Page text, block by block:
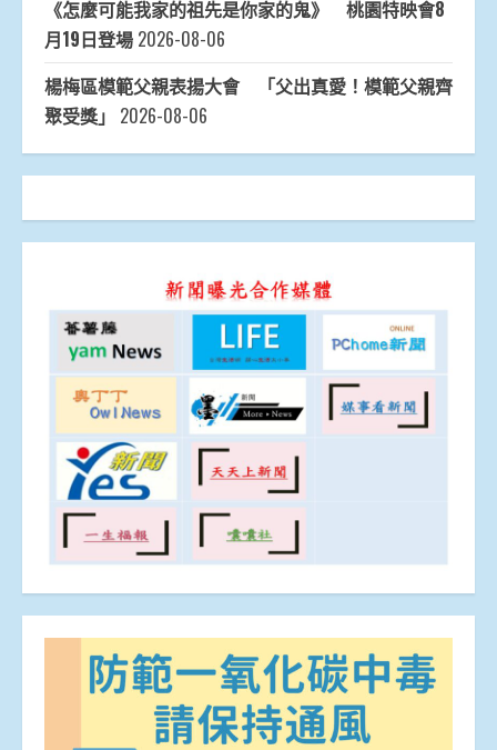
《怎麼可能我家的祖先是你家的鬼》 桃園特映會8
月19日登場 2026-08-06
楊梅區模範父親表揚大會 「父出真愛！模範父親齊
聚受獎」 2026-08-06